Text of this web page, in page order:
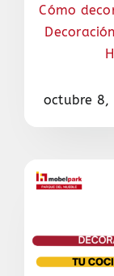
Cómo
octubre 8,